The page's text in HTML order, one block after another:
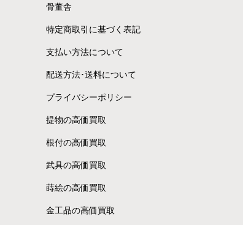
骨董舎
特定商取引に基づく表記
支払い方法について
配送方法･送料について
プライバシーポリシー
提物の高価買取
根付の高価買取
武具の高価買取
蒔絵の高価買取
金工品の高価買取